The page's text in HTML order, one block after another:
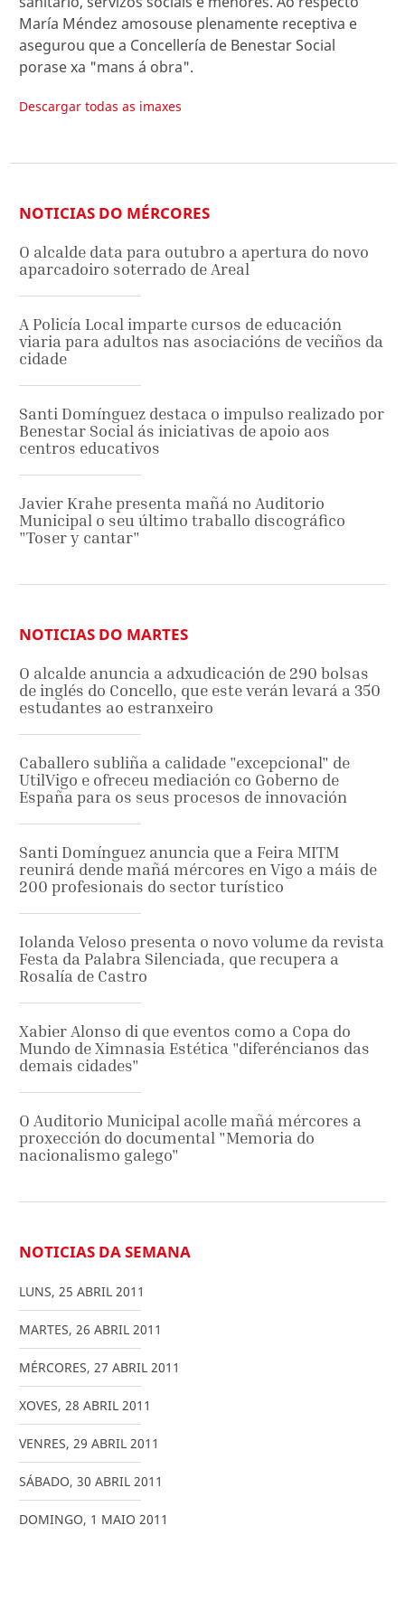
María Méndez amosouse plenamente receptiva e
asegurou que a Concellería de Benestar Social
porase xa "mans á obra".
Descargar todas as imaxes
NOTICIAS DO MÉRCORES
O alcalde data para outubro a apertura do novo
aparcadoiro soterrado de Areal
A Policía Local imparte cursos de educación
viaria para adultos nas asociacións de veciños da
cidade
Santi Domínguez destaca o impulso realizado por
Benestar Social ás iniciativas de apoio aos
centros educativos
Javier Krahe presenta mañá no Auditorio
Municipal o seu último traballo discográfico
"Toser y cantar"
NOTICIAS DO MARTES
O alcalde anuncia a adxudicación de 290 bolsas
de inglés do Concello, que este verán levará a 350
estudantes ao estranxeiro
Caballero subliña a calidade "excepcional" de
UtilVigo e ofreceu mediación co Goberno de
España para os seus procesos de innovación
Santi Domínguez anuncia que a Feira MITM
reunirá dende mañá mércores en Vigo a máis de
200 profesionais do sector turístico
Iolanda Veloso presenta o novo volume da revista
Festa da Palabra Silenciada, que recupera a
Rosalía de Castro
Xabier Alonso di que eventos como a Copa do
Mundo de Ximnasia Estética "diferéncianos das
demais cidades"
O Auditorio Municipal acolle mañá mércores a
proxección do documental "Memoria do
nacionalismo galego"
NOTICIAS DA SEMANA
LUNS, 25 ABRIL 2011
MARTES, 26 ABRIL 2011
MÉRCORES, 27 ABRIL 2011
XOVES, 28 ABRIL 2011
VENRES, 29 ABRIL 2011
SÁBADO, 30 ABRIL 2011
DOMINGO, 1 MAIO 2011